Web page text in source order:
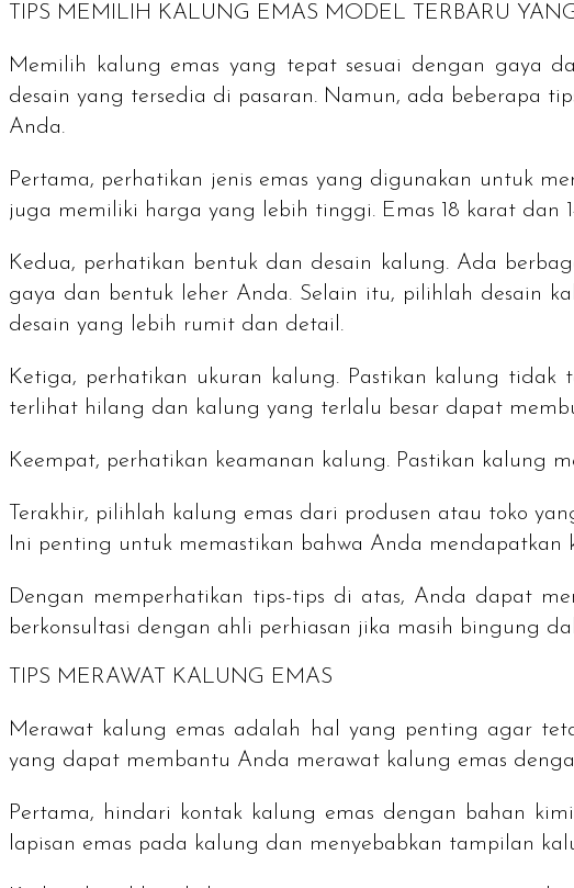
TIPS MEMILIH KALUNG EMAS MODEL TERBARU
Memilih kalung emas yang tepat sesuai dengan gaya
desain yang tersedia di pasaran. Namun, ada beberapa
Anda.
Pertama, perhatikan jenis emas yang digunakan untuk
juga memiliki harga yang lebih tinggi. Emas 18 karat
Kedua, perhatikan bentuk dan desain kalung. Ada
gaya dan bentuk leher Anda. Selain itu, pilihlah desain
desain yang lebih rumit dan detail.
Ketiga, perhatikan ukuran kalung. Pastikan kalung
terlihat hilang dan kalung yang terlalu besar dapat
Keempat, perhatikan keamanan kalung. Pastikan kalung
Terakhir, pilihlah kalung emas dari produsen atau toko
Ini penting untuk memastikan bahwa Anda
Dengan memperhatikan tips-tips di atas, Anda dapat
berkonsultasi dengan ahli perhiasan jika masih bingung
TIPS MERAWAT KALUNG EMAS
Merawat kalung emas adalah hal yang penting agar
yang dapat membantu Anda merawat kalung emas
Pertama, hindari kontak kalung emas dengan bahan
lapisan emas pada kalung dan menyebabkan tampilan